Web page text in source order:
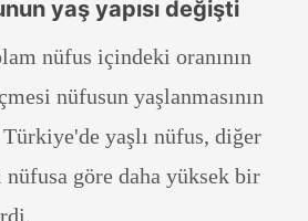
yaş yapısı değişti
nüfus içindeki oranının
nüfusun yaşlanmasının
yaşlı nüfus, diğer
nüfusa göre daha yüksek bir